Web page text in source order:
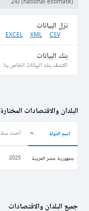
24) (national estimate)
نزل البيانات
CSV
XML
EXCEL
بنك البيانات
اكتشف بنك البيانات الخاص بنا
البلدان والاقتصادات المختارة
اسم الدولة أحدث سنة
جمهورية مصر العربية 2025
جميع البلدان والاقتصادات